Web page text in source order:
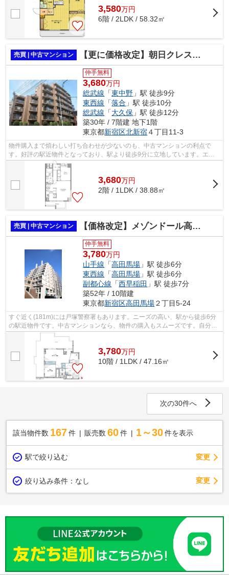
3,580万円
6階 / 2LDK / 58.32㎡
売買 | 中古マンション 【更に価格改定】朝日クレス・パリオ新宿 2階部分
仲手無料
3,680万円
総武線 「東中野 」駅 徒歩9分
東西線 「落合 」駅 徒歩10分
総武線 「大久保 」駅 徒歩12分
築30年 / 7階建 地下1階
東京都新宿区北新宿４丁目11-3
物件購入まで煩わしい打ち合わせが少ないのも、中古マンションの利点で
す。好評の駅近物件となっており、駅より徒歩9分に立地しています。エレ
ベーター付きの物件はもはやマストな条件...
3,680万円
2階 / 1LDK / 38.88㎡
売買 | 中古マンション 【価格改定】メゾンドール高田馬場 １００１号室
仲手無料
3,780万円
山手線 「高田馬場 」駅 徒歩6分
東西線 「高田馬場 」駅 徒歩6分
副都心線 「西早稲田 」駅 徒歩7分
築52年 / 10階建
東京都新宿区高田馬場２丁目5-24
すぐ近く(181m)には戸塚警察署もあります。ニーズの高い、駅から徒歩6分
の駅近物件です。中古マンションなら、物件の購入もスムーズです。自分の
こだわりがある方にオススメのデザイナ...
3,780万円
10階 / 1LDK / 47.16㎡
次の30件へ
該当物件数 167件 販売数 60 件 1～30 件を表示
駅で絞り込む 変更
絞り込み条件： なし 変更